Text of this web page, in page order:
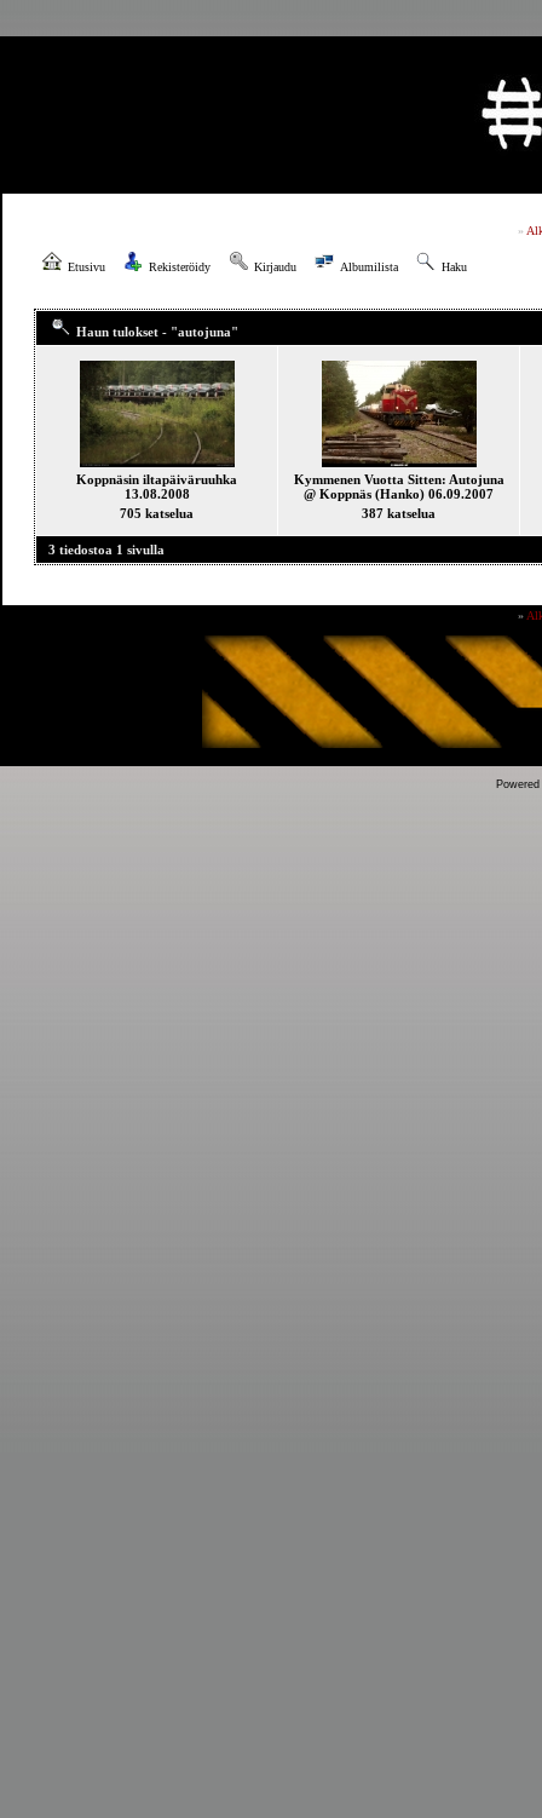
»
Etusivu Rekisteröidy Kirjaudu Albumilista Haku
Haun tulokset - "autojuna"
Koppnäsin iltapäiväruuhka
13.08.2008
705 katselua
Kymmenen Vuotta Sitten: Autojuna
@ Koppnäs (Hanko) 06.09.2007
387 katselua
3 tiedostoa 1 sivulla
»